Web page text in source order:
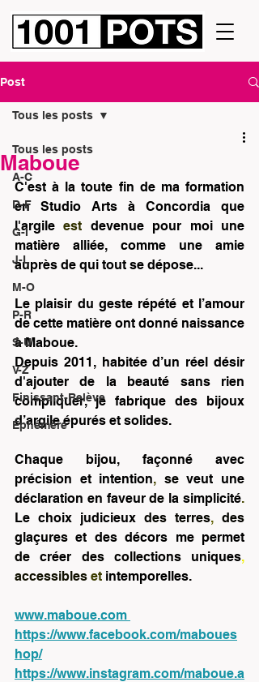
Post
Tous les posts
A-C
D-F
G-I
J-L
M-O
P-R
S-U
V-Z
Finissant-Relève
Éphémère
Tous les posts
Maboue
C'est à la toute fin de ma formation
en Studio Arts à Concordia que
l'argile est devenue pour moi une
matière alliée, comme une amie
auprès de qui tout se dépose...
Le plaisir du geste répété et l’amour
de cette matière ont donné naissance
à Maboue.
Depuis 2011, habitée d’un réel désir
d'ajouter de la beauté sans rien
compliquer, je fabrique des bijoux
d’argile épurés et solides.
Chaque bijou, façonné avec
précision et intention, se veut une
déclaration en faveur de la simplicité
Le choix judicieux des terres,
glaçures et des
de créer des collections uniques
accessibles et intemporelles.
www.maboue.com
https://www.facebook.com/maboues
hop/
https://www.instagram.com/maboue.a